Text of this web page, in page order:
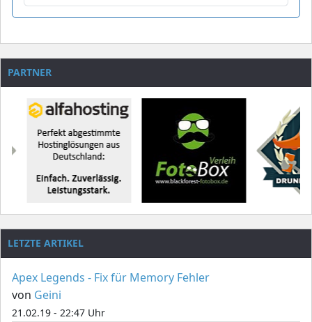
PARTNER
LETZTE ARTIKEL
Apex Legends - Fix für Memory Fehler
von Geini
21.02.19 - 22:47 Uhr